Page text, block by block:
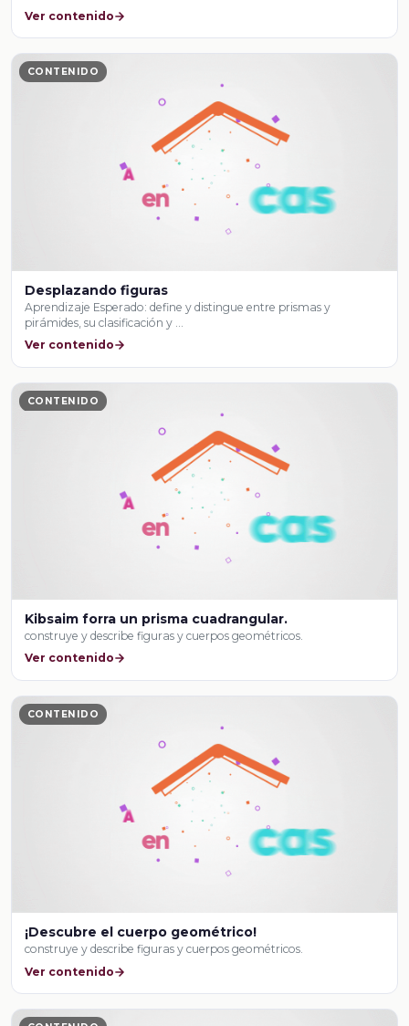
Ver contenido
CONTENIDO
Desplazando figuras
Aprendizaje Esperado: define y distingue entre prismas y
pirámides, su clasificación y …
Ver contenido
CONTENIDO
Kibsaim forra un prisma cuadrangular.
construye y describe figuras y cuerpos geométricos.
Ver contenido
CONTENIDO
¡Descubre el cuerpo geométrico!
construye y describe figuras y cuerpos geométricos.
Ver contenido